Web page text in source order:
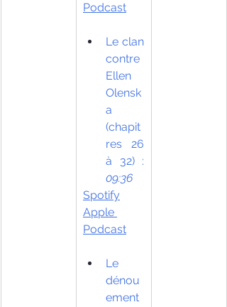
Podcast
Le clan
contre
Ellen
Olensk
a
(chapit
res 26
09:36
Spotify
Apple
Podcast
Le
dénou
ement